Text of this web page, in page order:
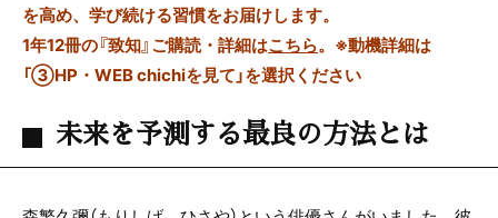
を高め、学び続ける習慣をお届けします。
1年12冊の『致知』ご購読・詳細はこちら。 ※動機詳細は
「③HP・WEB chichiを見て」を選択ください
未来を予測する最良の方法とは